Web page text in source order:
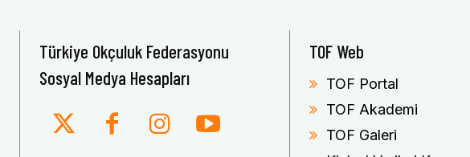
Türkiye Okçuluk Federasyonu
Sosyal Medya Hesapları
TOF Web
TOF Portal
TOF Akademi
TOF Galeri